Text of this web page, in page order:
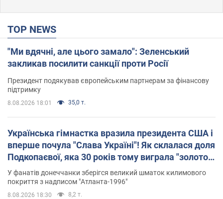
TOP NEWS
"Ми вдячні, але цього замало": Зеленський
закликав посилити санкції проти Росії
Президент подякував європейським партнерам за фінансову
підтримку
8.08.2026 18:01 35,0 т.
Українська гімнастка вразила президента США і
вперше почула "Слава Україні"! Як склалася доля
Подкопаєвої, яка 30 років тому виграла "золото"
Олімпіади
У фанатів донеччанки зберігся великий шматок килимового
покриття з надписом "Атланта-1996"
8.08.2026 18:30 8,2 т.